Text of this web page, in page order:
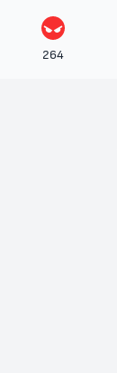
264